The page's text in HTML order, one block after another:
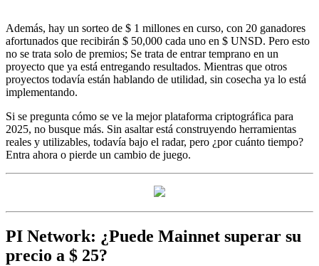
Además, hay un sorteo de $ 1 millones en curso, con 20 ganadores
afortunados que recibirán $ 50,000 cada uno en $ UNSD. Pero esto
no se trata solo de premios; Se trata de entrar temprano en un
proyecto que ya está entregando resultados. Mientras que otros
proyectos todavía están hablando de utilidad, sin cosecha ya lo está
implementando.
Si se pregunta cómo se ve la mejor plataforma criptográfica para
2025, no busque más. Sin asaltar está construyendo herramientas
reales y utilizables, todavía bajo el radar, pero ¿por cuánto tiempo?
Entra ahora o pierde un cambio de juego.
PI Network: ¿Puede Mainnet superar su
precio a $ 25?